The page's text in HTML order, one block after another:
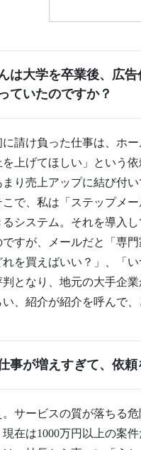
は大学を卒業後、広告
ていたのですか？
請け負った仕事は、ホ
を上げてほしい」という
まり売上アップに結び付
こで、私は「ステップメ
システム。それを導入
ですが、メールだと「専
を買えばいい？」、「
判となり、地元の大手企
、紹介が紹介を呼んで
事が増えすぎて、依頼
サービスの質が落ちる
現在は1000万円以上の案